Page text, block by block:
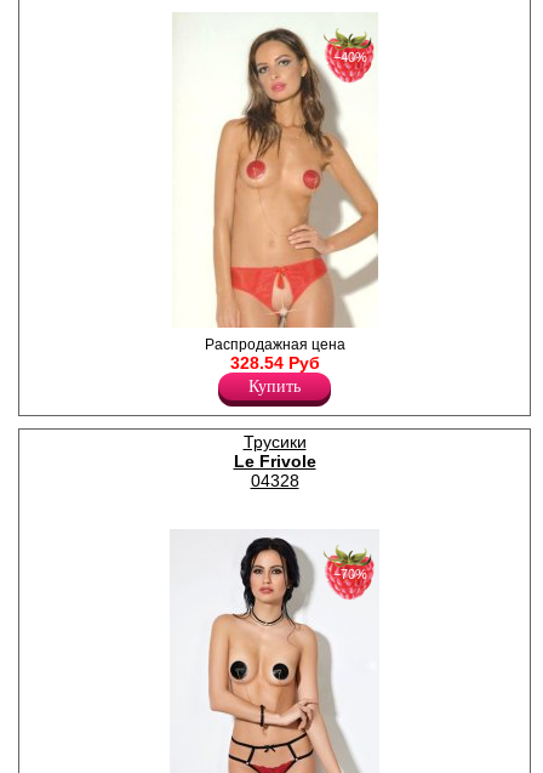
Трусики с доступом из
красной полупрозрачной
сетки и кружева.
Провокационный вырез на
задней части украшает
маленький черный бантик,
на передней – кокетливая
Лайкра 16%
−40%
Распродажная цена
328.54 Руб
Купить
Трусики
Le Frivole
04328
−70%